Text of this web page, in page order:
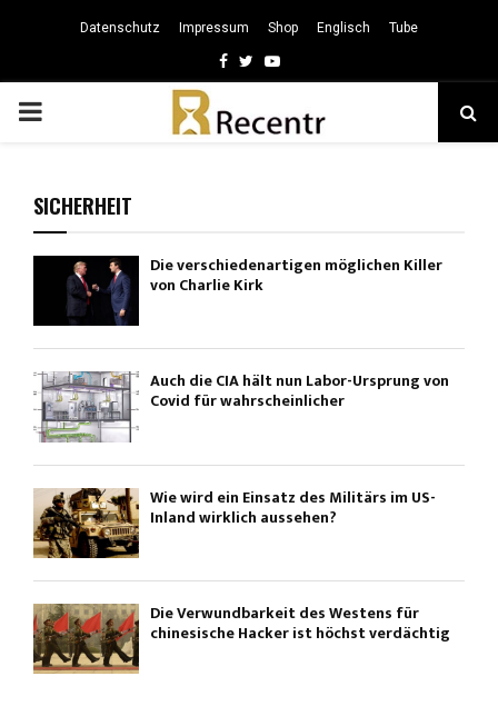
Datenschutz Impressum Shop Englisch Tube
Facebook
TwitterYoutube
PRIMARY
SICHERHEIT
Die verschiedenartigen möglichen Killer
von Charlie Kirk
Auch die CIA hält nun Labor-Ursprung von
Covid für wahrscheinlicher
Wie wird ein Einsatz des Militärs im US-
Inland wirklich aussehen?
Die Verwundbarkeit des Westens für
chinesische Hacker ist höchst verdächtig